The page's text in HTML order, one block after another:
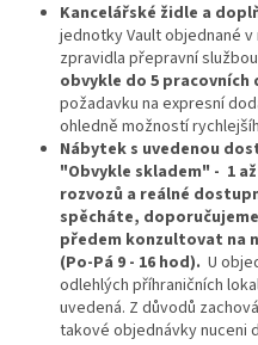
Kancelářské židle a
jednotky Vault objednané
zpravidla přepravní službou
obvykle do 5
požadavku na expresní
ohledně možností
Nábytek s uvedenou
"Obvykle skladem" - 1
rozvozů a reálné
spěcháte,
předem konzultovat na
(Po-Pá 9 - 16 hod). U
odlehlých příhraničních
uvedená. Z důvodů
takové objednávky nuceni